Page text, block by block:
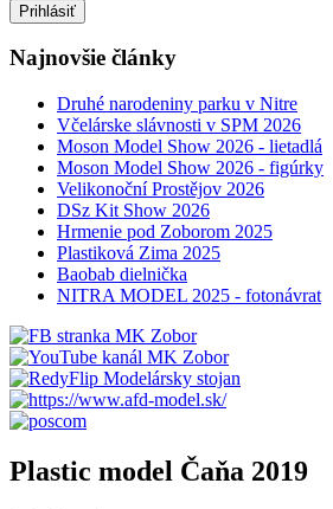
Prihlásiť
Najnovšie články
Druhé narodeniny parku v Nitre
Včelárske slávnosti v SPM 2026
Moson Model Show 2026 - lietadlá
Moson Model Show 2026 - figúrky
Velikonoční Prostějov 2026
DSz Kit Show 2026
Hrmenie pod Zoborom 2025
Plastiková Zima 2025
Baobab dielnička
NITRA MODEL 2025 - fotonávrat
Plastic model Čaňa 2019